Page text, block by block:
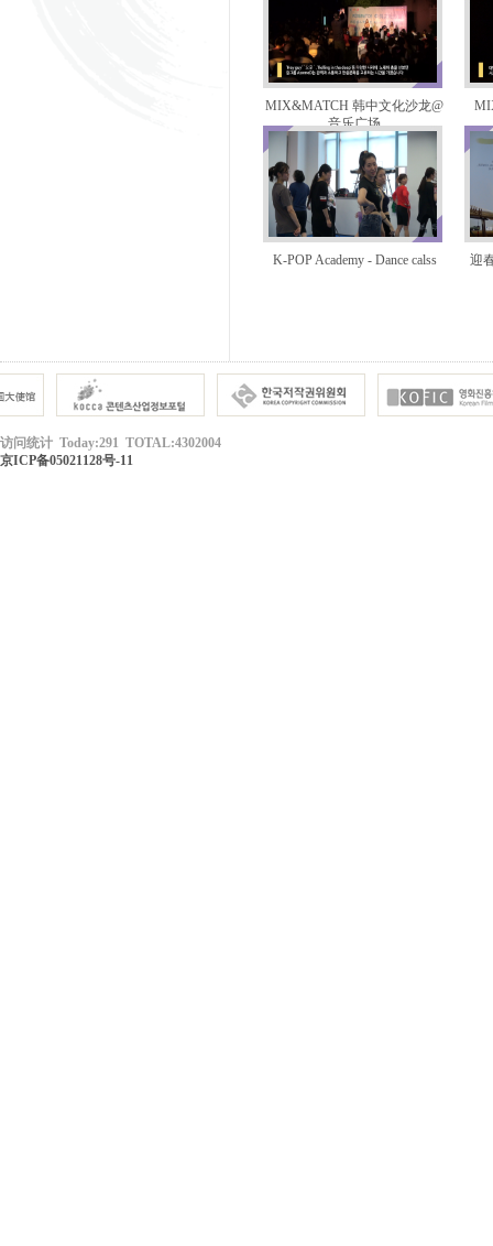
MIX&MATCH 韩中文化沙龙@
音乐广场
K-POP Academy - Dance calss 迎
访问统计 Today:291 TOTAL:4302004
京ICP备05021128号-11